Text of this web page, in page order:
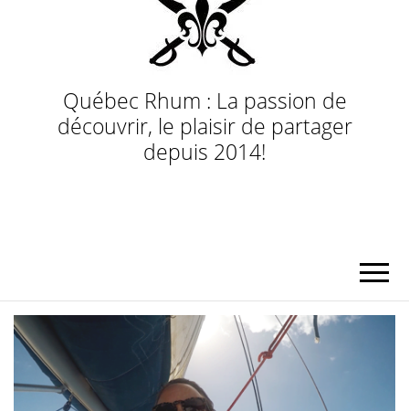
Québec Rhum : La passion de
découvrir, le plaisir de partager
depuis 2014!